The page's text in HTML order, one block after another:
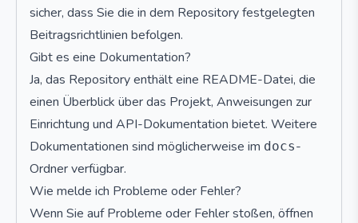
sicher, dass Sie die in dem Repository festgelegten
Beitragsrichtlinien befolgen.
Gibt es eine Dokumentation?
Ja, das Repository enthält eine README-Datei, die
einen Überblick über das Projekt, Anweisungen zur
Einrichtung und API-Dokumentation bietet. Weitere
Dokumentationen sind möglicherweise im docs-
Ordner verfügbar.
Wie melde ich Probleme oder Fehler?
Wenn Sie auf Probleme oder Fehler stoßen, öffnen